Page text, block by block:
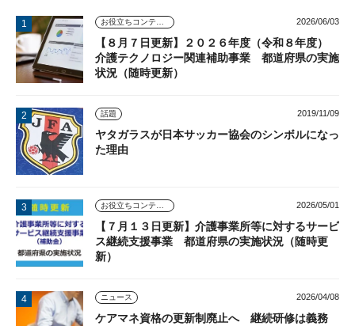
お役立ちコンテンツ 2026/06/03
【８月７日更新】２０２６年度（令和８年度）
介護テクノロジー関連補助事業 都道府県の実施
状況（随時更新）
話題 2019/11/09
ヤタガラスが日本サッカー協会のシンボルになっ
た理由
お役立ちコンテンツ 2026/05/01
【７月１３日更新】介護事業所等に対するサービ
ス継続支援事業 都道府県の実施状況（随時更
新）
ニュース 2026/04/08
ケアマネ資格の更新制廃止へ 継続研修は義務